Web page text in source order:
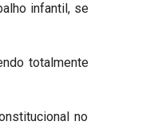
infantil, se
totalmente
no